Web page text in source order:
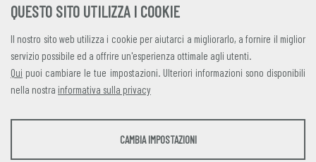
QUESTO SITO UTILIZZA I COOKIE
Il nostro sito web utilizza i cookie per aiutarci a migliorarlo, a fornire il miglior
servizio possibile ed a offrire un'esperienza ottimale agli utenti.
Qui puoi cambiare le tue impostazioni. Ulteriori informazioni sono disponibili
nella nostra informativa sulla privacy
STATISTICHE
CAMBIA IMPOSTAZIONI
credits|privacy|contatti
Alleanza Italiana per lo Sviluppo Sostenibile